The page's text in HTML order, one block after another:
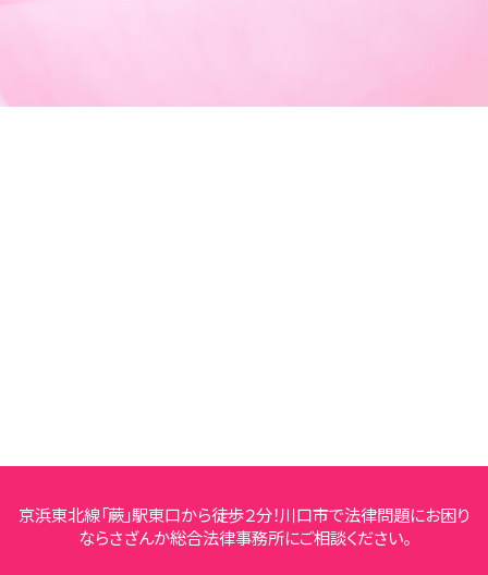
京浜東北線「蕨」駅東口から徒歩２分！川口市で法律問題にお困り
ならさざんか総合法律事務所にご相談ください。